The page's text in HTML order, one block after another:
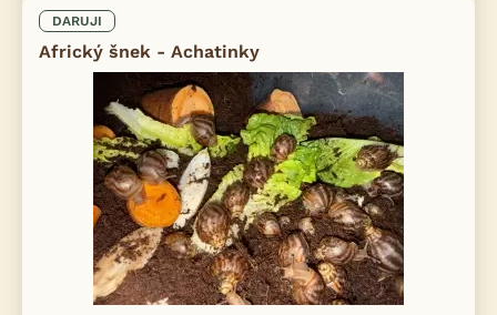
DARUJI
Africký šnek - Achatinky